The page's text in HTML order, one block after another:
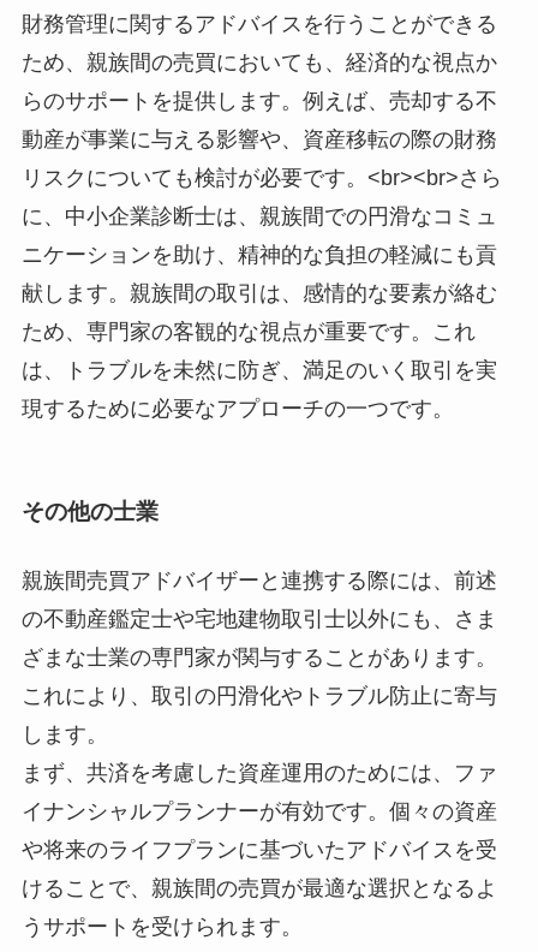
財務管理に関するアドバイスを行うことができる
ため、親族間の売買においても、経済的な視点か
らのサポートを提供します。例えば、売却する不
動産が事業に与える影響や、資産移転の際の財務
リスクについても検討が必要です。<br><br>さら
に、中小企業診断士は、親族間での円滑なコミュ
ニケーションを助け、精神的な負担の軽減にも貢
献します。親族間の取引は、感情的な要素が絡む
ため、専門家の客観的な視点が重要です。これ
は、トラブルを未然に防ぎ、満足のいく取引を実
現するために必要なアプローチの一つです。
その他の士業
親族間売買アドバイザーと連携する際には、前述
の不動産鑑定士や宅地建物取引士以外にも、さま
ざまな士業の専門家が関与することがあります。
これにより、取引の円滑化やトラブル防止に寄与
します。
まず、共済を考慮した資産運用のためには、ファ
イナンシャルプランナーが有効です。個々の資産
や将来のライフプランに基づいたアドバイスを受
けることで、親族間の売買が最適な選択となるよ
うサポートを受けられます。